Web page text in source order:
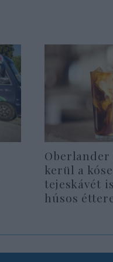
Oberlander
kerül a
tejeskávét
húsos